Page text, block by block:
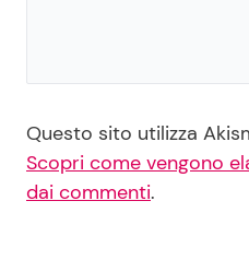
Questo sito utilizza
Scopri come vengono
dai commenti.